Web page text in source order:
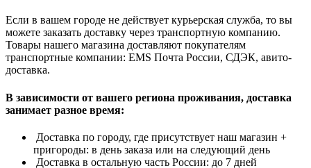
Если в вашем городе не действует курьерская служба, то вы
можете заказать доставку через транспортную компанию.
Товары нашего магазина доставляют покупателям
транспортные компании: EMS Почта России, СДЭК, авито-
доставка.
В зависимости от вашего региона проживания, доставка
занимает разное время:
Доставка по городу, где присутствует наш магазин +
пригороды: в день заказа или на следующий день
Доставка в остальную часть России: до 7 дней